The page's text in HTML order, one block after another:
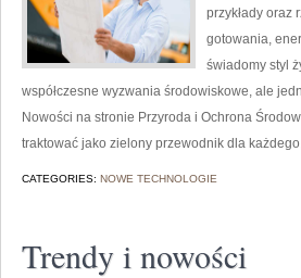
przykłady oraz
gotowania,
świadomy styl
współczesne wyzwania środowiskowe, ale
Nowości na stronie Przyroda i Ochrona
traktować jako zielony przewodnik dla
CATEGORIES: NOWE TECHNOLOGIE
Trendy i nowości